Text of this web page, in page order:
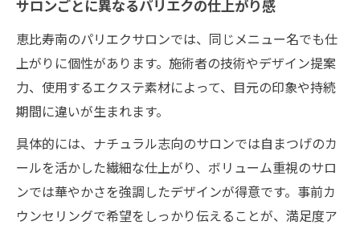
サロンごとに異なるパリエクの仕上がり感
恵比寿南のパリエクサロンでは、同じメニュー名でも仕
上がりに個性があります。施術者の技術やデザイン提案
力、使用するエクステ素材によって、目元の印象や持続
期間に違いが生まれます。
具体的には、ナチュラル志向のサロンでは自まつげのカ
ールを活かした繊細な仕上がり、ボリューム重視のサロ
ンでは華やかさを強調したデザインが得意です。事前カ
ウンセリングで希望をしっかり伝えることが、満足度ア